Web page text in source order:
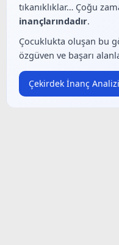
tıkanıklıklar… Çoğu
inançlarındadır.
Çocuklukta oluşan bu
özgüven ve başarı
Çekirdek İnanç